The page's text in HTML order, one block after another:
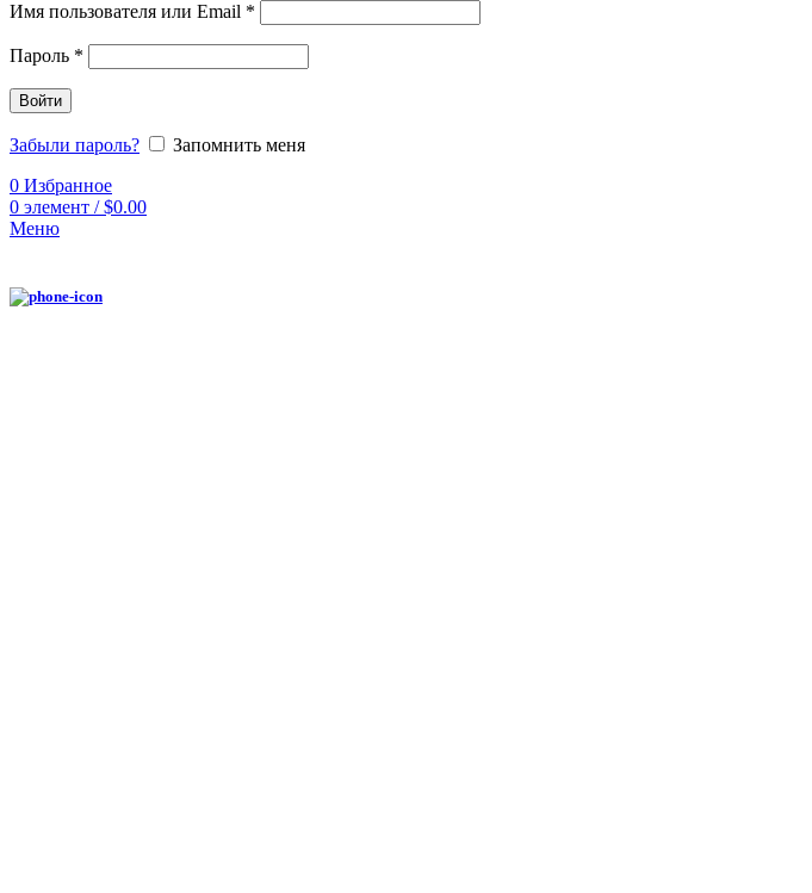
Имя пользователя или Email *
Пароль *
Войти
Забыли пароль?
Запомнить меня
0 Избранное
0 элемент / $0.00
Меню